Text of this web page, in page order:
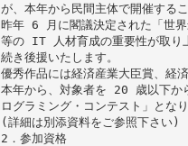
が、本年から民間主体で開催する
昨年 6 月に閣議決定された「世
等の IT 人材育成の重要性が取り
続き後援いたします。
優秀作品には経済産業大臣賞、経
本年から、対象者を 20 歳以下
ログラミング・コンテスト」となり
(詳細は別添資料をご参照下さい)
2．参加資格